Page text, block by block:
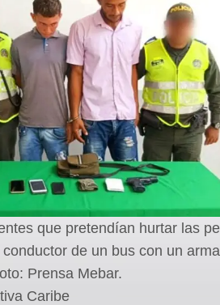
que pretendían hurtar las
de un bus con un
Prensa Mebar.
Caribe